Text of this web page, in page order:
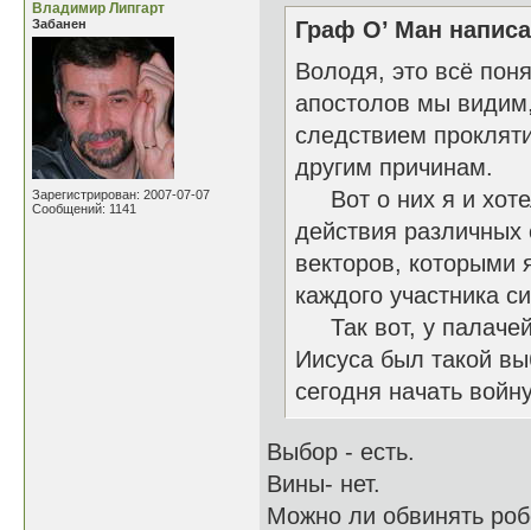
Владимир Липгарт
Забанен
Зарегистрирован: 2007-07-07
Сообщений: 1141
Граф О’ Ман
Володя, это всё
апостолов мы
следствием
другим причинам.
Вот о них я и
действия
векторов, которыми
каждого участника
Так вот, у
Иисуса был такой
сегодня начать
Выбор - есть.
Вины- нет.
Можно ли обвинять